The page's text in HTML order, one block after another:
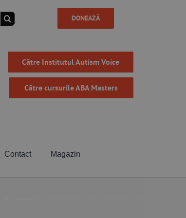
DONEAZĂ
Către Institutul Autism Voice
Către cursurile ABA Masters
Contact Magazin